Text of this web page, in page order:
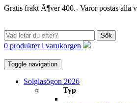
Gratis frakt Ã¶ver 400.- Varor postas alla
Sök
0 produkter i varukorgen
Toggle navigation
Solglasögon 2026
Typ